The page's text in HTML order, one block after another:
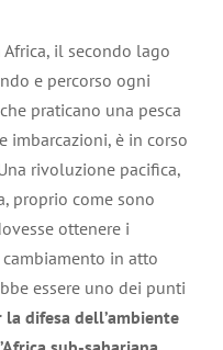
Africa, il secondo lago
e percorso ogni
praticano una pesca
imbarcazioni, è in corso
rivoluzione pacifica,
proprio come sono
ottenere i
in atto
essere uno dei punti
difesa dell’ambiente